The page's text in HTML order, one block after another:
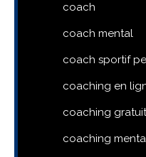
coach
coach mental
coach sportif
coaching en
coaching gratuit
coaching